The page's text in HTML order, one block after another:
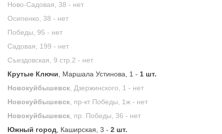
Ново-Садовая, 38 - нет
Осипенко, 38 - нет
Победы, 95 - нет
Садовая, 199 - нет
Съездовская, 9 стр.2 - нет
Крутые Ключи , Маршала Устинова, 1 - 1 шт.
Новокуйбышевск , Дзержинского, 1 - нет
Новокуйбышевск , пр-кт Победы, 1ж - нет
Новокуйбышевск , пр. Победы, 36 - нет
Южный город , Каширская, 3 - 2 шт.